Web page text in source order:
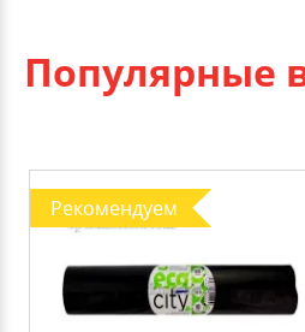
Популярные
Рекомендуем